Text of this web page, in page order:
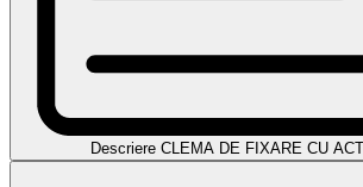
Descriere CLEMA DE FIXARE CU